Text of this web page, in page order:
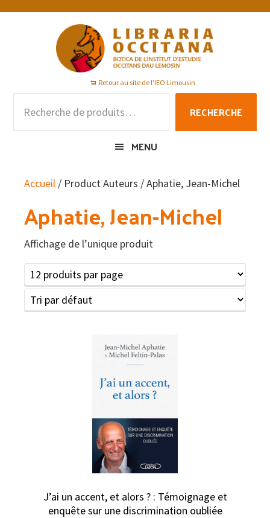
Passer
Passer
Passer
Retour au site de l'IEO Limousin
pour :
RECHERCHE
MENU
Accueil / Product Auteurs / Aphatie, Jean-Michel
Aphatie, Jean-Michel
Affichage de l’unique produit
J’ai un accent, et alors ? : Témoignage et
enquête sur une discrimination oubliée